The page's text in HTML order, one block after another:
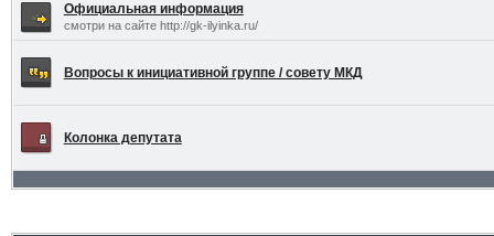
Официальная информация
смотри на сайте http://gk-ilyinka.ru/
Вопросы к инициативной группе / совету МКД
Колонка депутата